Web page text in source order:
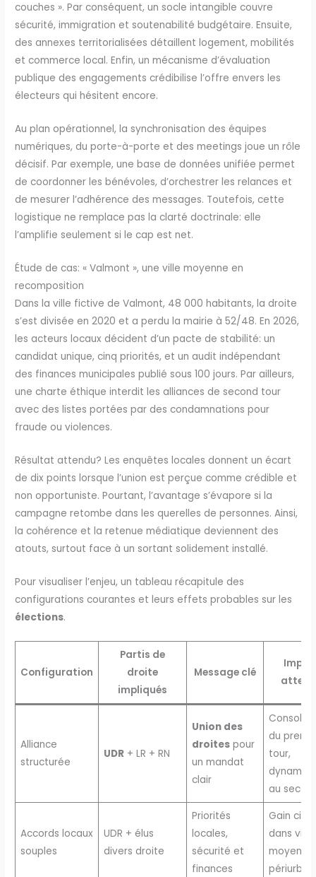
couches ». Par conséquent, un socle intangible couvre
sécurité, immigration et soutenabilité budgétaire. Ensuite,
des annexes territorialisées détaillent logement, mobilités
et commerce local. Enfin, un mécanisme d’évaluation
publique des engagements crédibilise l’offre envers les
électeurs qui hésitent encore.
Au plan opérationnel, la synchronisation des équipes
numériques, du porte-à-porte et des meetings joue un rôle
décisif. Par exemple, une base de données unifiée permet
de coordonner les bénévoles, d’orchestrer les relances et
de mesurer l’adhérence des messages. Toutefois, cette
logistique ne remplace pas la clarté doctrinale: elle
l’amplifie seulement si le cap est net.
Étude de cas: « Valmont », une ville moyenne en
recomposition
Dans la ville fictive de Valmont, 48 000 habitants, la droite
s’est divisée en 2020 et a perdu la mairie à 52/48. En 2026,
les acteurs locaux décident d’un pacte de stabilité: un
candidat unique, cinq priorités, et un audit indépendant
des finances municipales publié sous 100 jours. Par ailleurs,
une charte éthique interdit les alliances de second tour
avec des listes portées par des condamnations pour
fraude ou violences.
Résultat attendu? Les enquêtes locales donnent un écart
de dix points lorsque l’union est perçue comme crédible et
non opportuniste. Pourtant, l’avantage s’évapore si la
campagne retombe dans les querelles de personnes. Ainsi,
la cohérence et la retenue médiatique deviennent des
atouts, surtout face à un sortant solidement installé.
Pour visualiser l’enjeu, un tableau récapitule des
configurations courantes et leurs effets probables sur les
élections.
Configuration
Partis de
droite
impliqués
Message clé
Alliance
structurée
UDR+ LR + RN
Union des
droitespour
un mandat
clair
du
tour,
au
Accords locaux
souples
UDR + élus
divers droite
Priorités
locales,
sécurité et
finances
Gain ciblé
dans
périurbain